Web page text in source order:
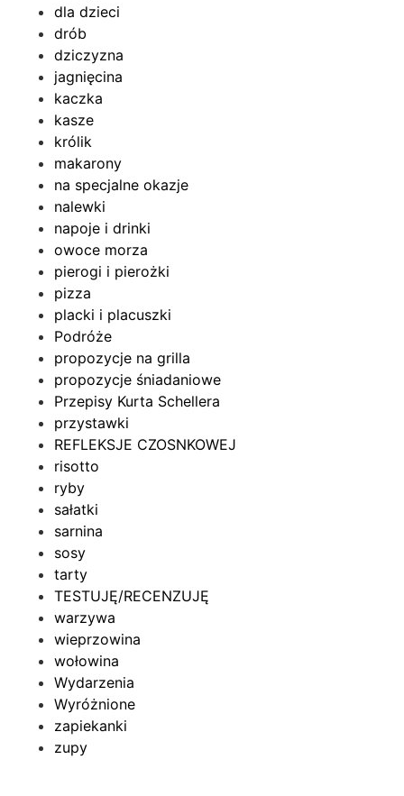
dla dzieci
drób
dziczyzna
jagnięcina
kaczka
kasze
królik
makarony
na specjalne okazje
nalewki
napoje i drinki
owoce morza
pierogi i pierożki
pizza
placki i placuszki
Podróże
propozycje na grilla
propozycje śniadaniowe
Przepisy Kurta Schellera
przystawki
REFLEKSJE CZOSNKOWEJ
risotto
ryby
sałatki
sarnina
sosy
tarty
TESTUJĘ/RECENZUJĘ
warzywa
wieprzowina
wołowina
Wydarzenia
Wyróżnione
zapiekanki
zupy